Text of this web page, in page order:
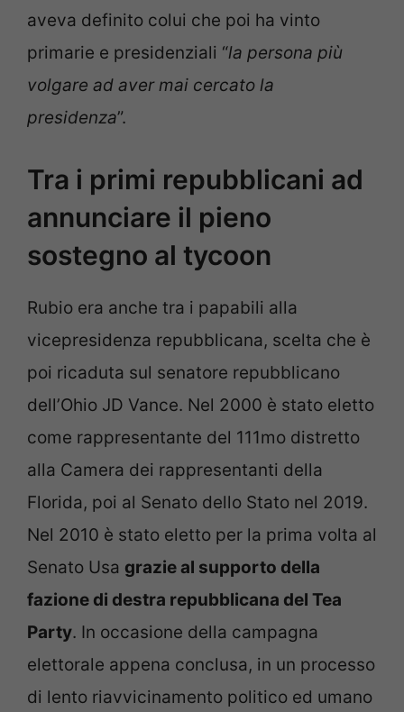
aveva definito colui che poi ha vinto
primarie e presidenziali “la persona più
volgare ad aver mai cercato la
presidenza”.
Tra i primi repubblicani ad
annunciare il pieno
sostegno al tycoon
Rubio era anche tra i papabili alla
vicepresidenza repubblicana, scelta che è
poi ricaduta sul senatore repubblicano
dell’Ohio JD Vance. Nel 2000 è stato eletto
come rappresentante del 111mo distretto
alla Camera dei rappresentanti della
Florida, poi al Senato dello Stato nel 2019.
Nel 2010 è stato eletto per la prima volta al
Senato Usa grazie al supporto della
fazione di destra repubblicana del Tea
Party. In occasione della campagna
elettorale appena conclusa, in un processo
di lento riavvicinamento politico ed umano